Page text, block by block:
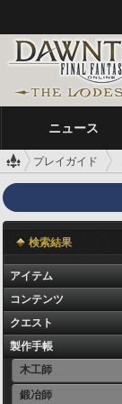
ニュース
プレイガイド
検索結果
アイテム
コンテンツ
クエスト
製作手帳
木工師
鍛冶師